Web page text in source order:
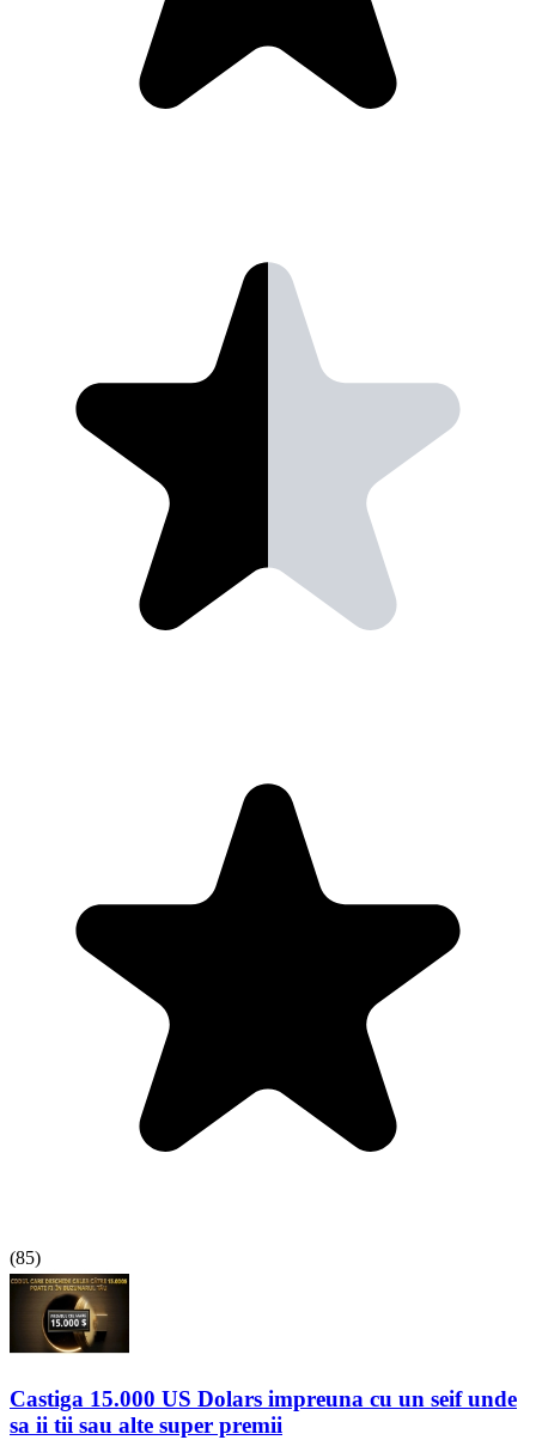
(85)
Castiga 15.000 US Dolars impreuna cu un seif unde
sa ii tii sau alte super premii